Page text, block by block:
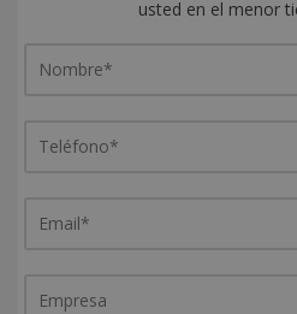
usted en el menor